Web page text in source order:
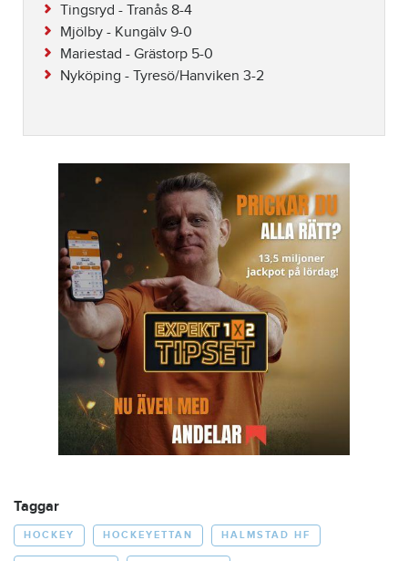
Tingsryd - Tranås 8-4
Mjölby - Kungälv 9-0
Mariestad - Grästorp 5-0
Nyköping - Tyresö/Hanviken 3-2
Taggar
HOCKEY HOCKEYETTAN HALMSTAD HF